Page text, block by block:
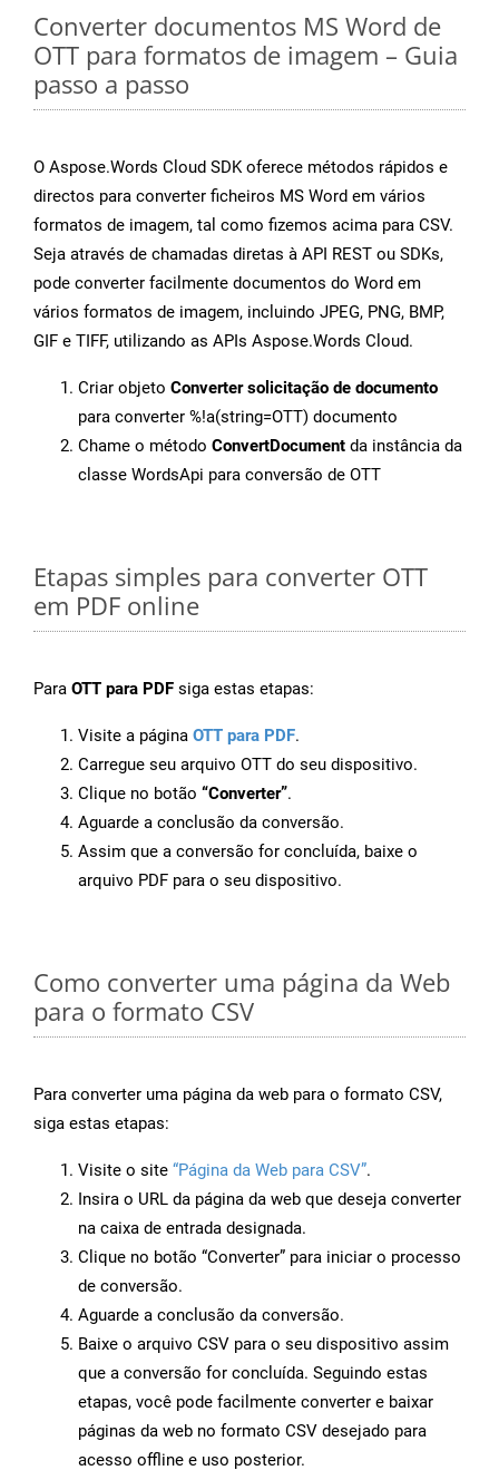
Converter documentos MS Word de
OTT para formatos de imagem – Guia
passo a passo
O Aspose.Words Cloud SDK oferece métodos rápidos e
directos para converter ficheiros MS Word em vários
formatos de imagem, tal como fizemos acima para CSV.
Seja através de chamadas diretas à API REST ou SDKs,
pode converter facilmente documentos do Word em
vários formatos de imagem, incluindo JPEG, PNG, BMP,
GIF e TIFF, utilizando as APIs Aspose.Words Cloud.
Criar objeto Converter solicitação de documento
para converter %!a(string=OTT) documento
Chame o método ConvertDocument da instância da
classe WordsApi para conversão de OTT
Etapas simples para converter OTT
em PDF online
Para OTT para PDF siga estas etapas:
Visite a página OTT para PDF.
Carregue seu arquivo OTT do seu dispositivo.
Clique no botão “Converter”.
Aguarde a conclusão da conversão.
Assim que a conversão for concluída, baixe o
arquivo PDF para o seu dispositivo.
Como converter uma página da Web
para o formato CSV
Para converter uma página da web para o formato CSV,
siga estas etapas:
Visite o site “Página da Web para CSV”.
Insira o URL da página da web que deseja converter
na caixa de entrada designada.
Clique no botão “Converter” para iniciar o processo
de conversão.
Aguarde a conclusão da conversão.
Baixe o arquivo CSV para o seu dispositivo assim
que a conversão for concluída. Seguindo estas
etapas, você pode facilmente converter e baixar
páginas da web no formato CSV desejado para
acesso offline e uso posterior.